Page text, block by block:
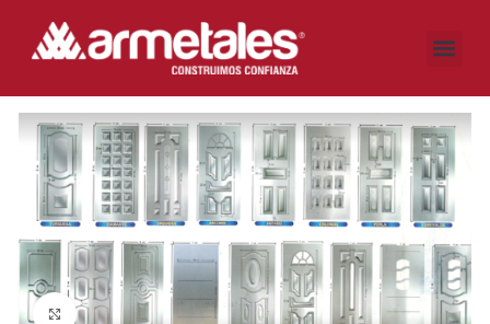
Click to enlarge